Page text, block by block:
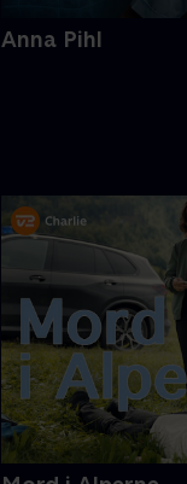
Anna Pihl